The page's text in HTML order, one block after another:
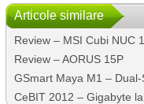
Articole similare
Review – MSI Cubi NUC
Review – AORUS 15P
GSmart Maya M1 –
CeBIT 2012 – Gigabyte